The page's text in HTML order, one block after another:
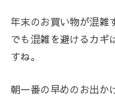
年末のお買い物が混雑
でも混雑を避けるカギ
すね。
朝一番の早めのお出か